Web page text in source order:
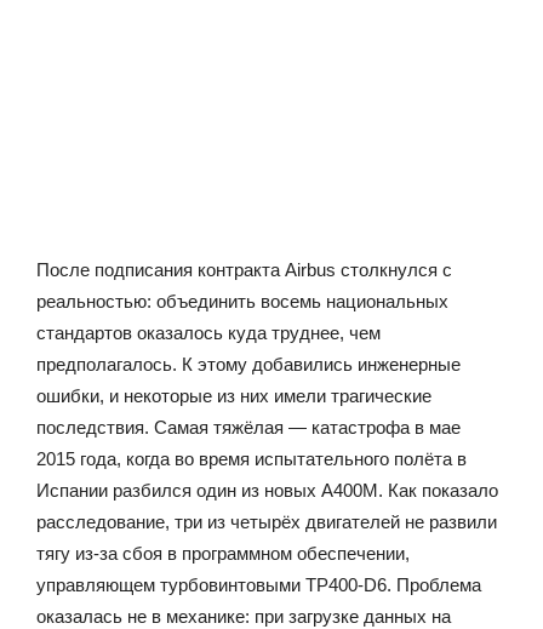
После подписания контракта Airbus столкнулся с
реальностью: объединить восемь национальных
стандартов оказалось куда труднее, чем
предполагалось. К этому добавились инженерные
ошибки, и некоторые из них имели трагические
последствия. Самая тяжёлая — катастрофа в мае
2015 года, когда во время испытательного полёта в
Испании разбился один из новых A400M. Как показало
расследование, три из четырёх двигателей не развили
тягу из-за сбоя в программном обеспечении,
управляющем турбовинтовыми TP400-D6. Проблема
оказалась не в механике: при загрузке данных на